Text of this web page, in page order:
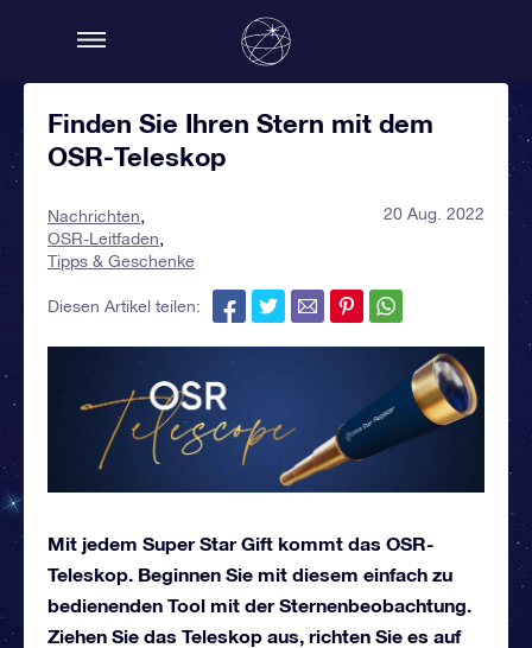
Finden Sie Ihren Stern mit dem
OSR-Teleskop
Nachrichten
OSR-Leitfaden
Tipps & Geschenke
20 Aug. 2022
Diesen Artikel teilen:
Mit jedem Super Star Gift kommt das OSR-
Teleskop. Beginnen Sie mit diesem einfach zu
bedienenden Tool mit der Sternenbeobachtung.
Ziehen Sie das Teleskop aus, richten Sie es auf